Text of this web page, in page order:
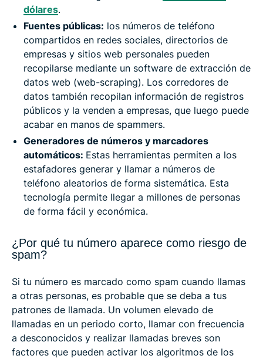
dólares.
Fuentes públicas: los números de teléfono
compartidos en redes sociales, directorios de
empresas y sitios web personales pueden
recopilarse mediante un software de extracción de
datos web (web-scraping). Los corredores de
datos también recopilan información de registros
públicos y la venden a empresas, que luego puede
acabar en manos de spammers.
Generadores de números y marcadores
automáticos: Estas herramientas permiten a los
estafadores generar y llamar a números de
teléfono aleatorios de forma sistemática. Esta
tecnología permite llegar a millones de personas
de forma fácil y económica.
¿Por qué tu número aparece como riesgo de
spam?
Si tu número es marcado como spam cuando llamas
a otras personas, es probable que se deba a tus
patrones de llamada. Un volumen elevado de
llamadas en un periodo corto, llamar con frecuencia
a desconocidos y realizar llamadas breves son
factores que pueden activar los algoritmos de los